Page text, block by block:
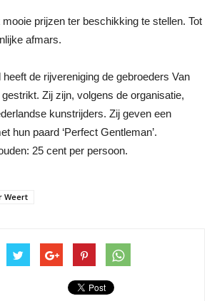
prijzen ter beschikking te stellen. Tot
afmars.
de rijvereniging de gebroeders Van
Zij zijn, volgens de organisatie,
kunstrijders. Zij geven een
hun paard ‘Perfect Gentleman’.
25 cent per persoon.
Weert